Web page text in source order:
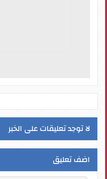
لا توجد تعليقات على الخبر
اضف تعليق